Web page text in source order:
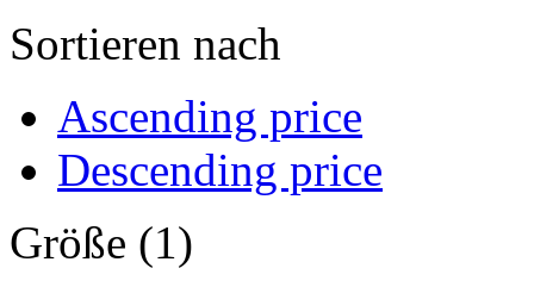
Sortieren nach
Ascending price
Descending price
Größe (1)